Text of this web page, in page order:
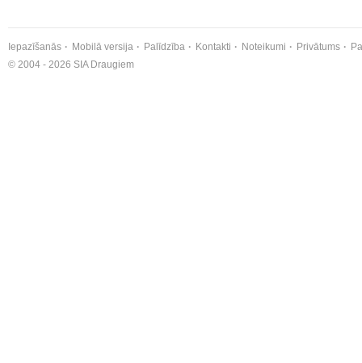
Iepazīšanās Mobilā versija Palīdzība Kontakti Noteikumi Privātums
© 2004 - 2026 SIA Draugiem